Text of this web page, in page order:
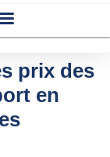
prix des
en